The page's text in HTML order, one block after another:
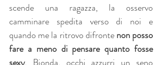
scende una ragazza, la osservo
camminare spedita verso di noi e
quando me la ritrovo difronte non posso
fare a meno di pensare quanto fosse